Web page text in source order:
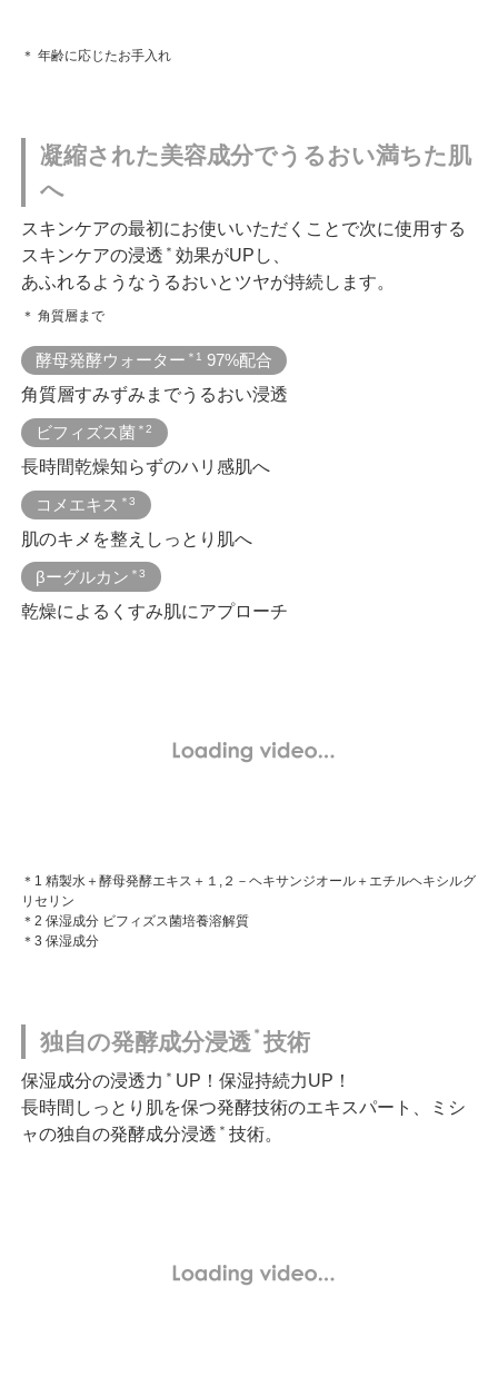
＊ 年齢に応じたお手入れ
凝縮された美容成分でうるおい満ちた肌
へ
スキンケアの最初にお使いいただくことで次に使用する
スキンケアの浸透 ＊ 効果がUPし、
あふれるようなうるおいとツヤが持続します。
＊ 角質層まで
酵母発酵ウォーター ＊1
97%配合
角質層すみずみまでうるおい浸透
ビフィズス菌 ＊2
長時間乾燥知らずのハリ感肌へ
コメエキス ＊3
肌のキメを整えしっとり肌へ
βーグルカン ＊3
乾燥によるくすみ肌にアプローチ
＊1 精製水＋酵母発酵エキス＋１,２－ヘキサンジオール＋エチルヘキシルグ
リセリン
＊2 保湿成分 ビフィズス菌培養溶解質
＊3 保湿成分
独自の発酵成分浸透 ＊ 技術
保湿成分の浸透力 ＊ UP！保湿持続力UP！
長時間しっとり肌を保つ発酵技術のエキスパート、ミシ
ャの独自の発酵成分浸透 ＊ 技術。